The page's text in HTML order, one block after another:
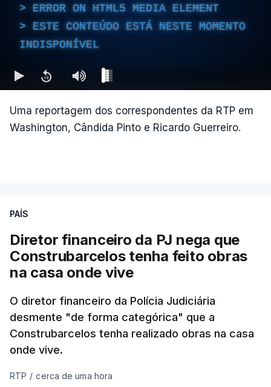
ERROR ON HTML5 MEDIA ELEMENT
ESTE CONTEÚDO ESTÁ NESTE MOMENTO
INDISPONÍVEL
Uma reportagem dos correspondentes da RTP em
Washington, Cândida Pinto e Ricardo Guerreiro.
PAÍS
Diretor financeiro da PJ nega que
Construbarcelos tenha feito obras
na casa onde vive
O diretor financeiro da Polícia Judiciária
desmente "de forma categórica" que a
Construbarcelos tenha realizado obras na casa
onde vive.
RTP / cerca de uma hora